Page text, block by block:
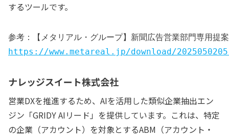
するツールです。
参考：【メタリアル・グループ】新聞広告営業部門専
https://www.metareal.jp/download/
ナレッジスイート株式会社
営業DXを推進するため、AIを活用した類似企業抽出エン
ジン「GRIDY AIリード」を提供しています。これは、特定
の企業（アカウント）を対象とするABM（アカウント・